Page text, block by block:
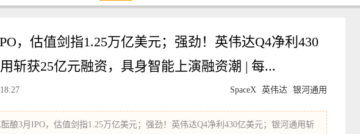
，估值剑指1.25万亿美元；强劲！英伟达Q4净利430
斩获25亿元融资，具身智能上演融资潮 | 每...
SpaceX 英伟达 银河通用
18:27
酝酿3月IPO，估值剑指1.25万亿美元；强劲！英伟达Q4净利430亿美元；银河通用斩